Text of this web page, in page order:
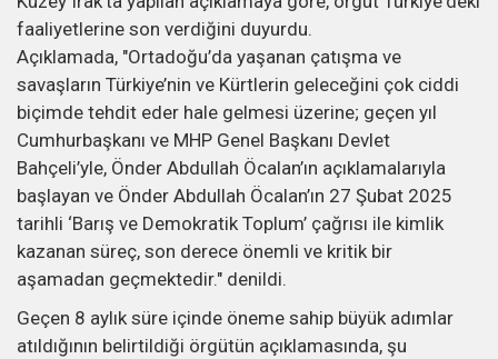
faaliyetlerine son verdiğini duyurdu.
Açıklamada, "Ortadoğu’da yaşanan çatışma ve
savaşların Türkiye’nin ve Kürtlerin geleceğini çok ciddi
biçimde tehdit eder hale gelmesi üzerine; geçen yıl
Cumhurbaşkanı ve MHP Genel Başkanı Devlet
Bahçeli’yle, Önder Abdullah Öcalan’ın açıklamalarıyla
başlayan ve Önder Abdullah Öcalan’ın 27 Şubat 2025
tarihli ‘Barış ve Demokratik Toplum’ çağrısı ile kimlik
kazanan süreç, son derece önemli ve kritik bir
aşamadan geçmektedir." denildi.
Geçen 8 aylık süre içinde öneme sahip büyük adımlar
atıldığının belirtildiği örgütün açıklamasında, şu